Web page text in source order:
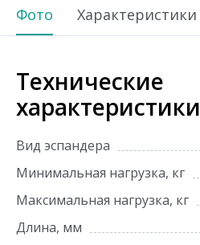
Фото Характеристики
Технические
характеристики
Вид эспандера
Минимальная нагрузка, кг
Максимальная нагрузка, кг
Длина, мм